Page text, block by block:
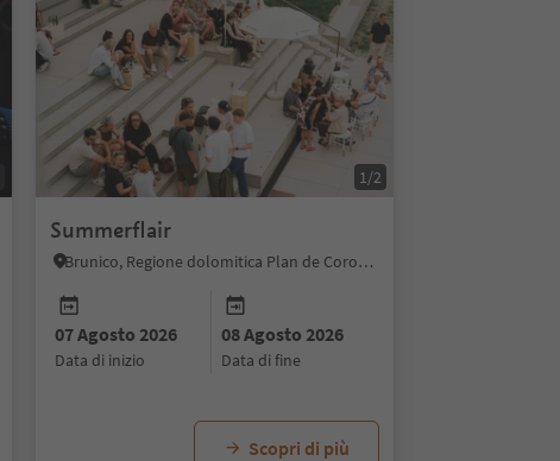
1/2
Summerflair
Brunico, Regione dolomitica Plan de Corones
07 Agosto 2026
data di inizio
08 Agosto 2026
data di fine
Scopri di più